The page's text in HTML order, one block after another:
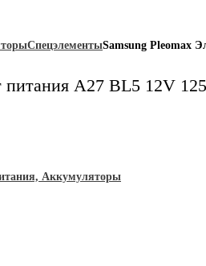
СпецэлементыSamsung Pleomax
питания A27 BL5 12V
Аккумуляторы